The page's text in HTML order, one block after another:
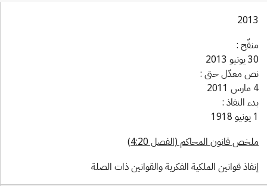
:
معدّل حتى :
النفاذ :
قانون المحاكم (الفصل 4:20)
قوانين الملكية الفكرية والقوانين ذات الصلة